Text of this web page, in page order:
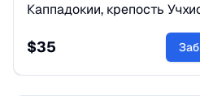
Каппадокии, крепость
2 дня погружения в
ландшафты Турции.
$35